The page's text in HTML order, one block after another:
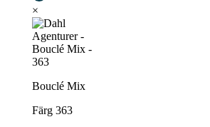
×
Bouclé Mix
Färg 363